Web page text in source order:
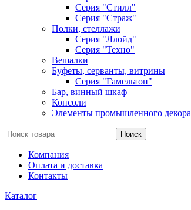
Серия "Стилл"
Серия "Страж"
Полки, стеллажи
Серия "Ллойд"
Серия "Техно"
Вешалки
Буфеты, серванты, витрины
Серия "Гамельтон"
Бар, винный шкаф
Консоли
Элементы промышленного декора
Поиск
Компания
Оплата и доставка
Контакты
Каталог